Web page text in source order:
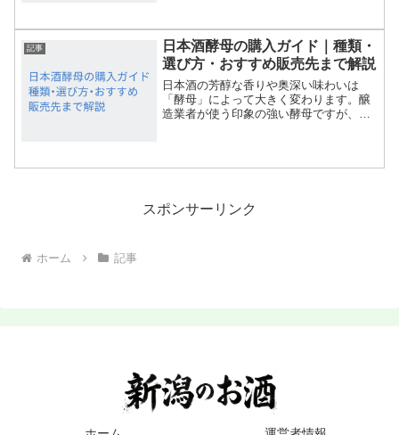
ればいいのか、迷う方も...
記事
日本酒酵母の購入ガイド｜種類・
選び方・おすすめ販売先まで解説
日本酒の芳醇な香りや奥深い味わいは
「酵母」によって大きく変わります。醸
造業者が使う印象の強い酵母ですが、実
法、購入時の注意点などをわか...
スポンサーリンク
ホーム 記事